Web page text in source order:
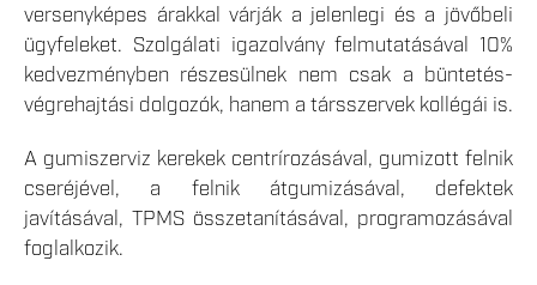
versenyképes árakkal várják a jelenlegi és a jövőbeli
ügyfeleket. Szolgálati igazolvány felmutatásával 10%
kedvezményben részesülnek nem csak a büntetés-
végrehajtási dolgozók, hanem a társszervek kollégái is.
A gumiszerviz kerekek centrírozásával, gumizott felnik
cseréjével, a felnik átgumizásával, defektek
javításával, TPMS összetanításával, programozásával
foglalkozik.